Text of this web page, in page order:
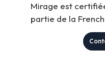
Mirage est
partie de la